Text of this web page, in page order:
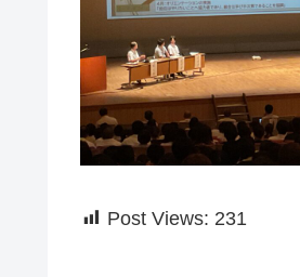
Post Views: 231